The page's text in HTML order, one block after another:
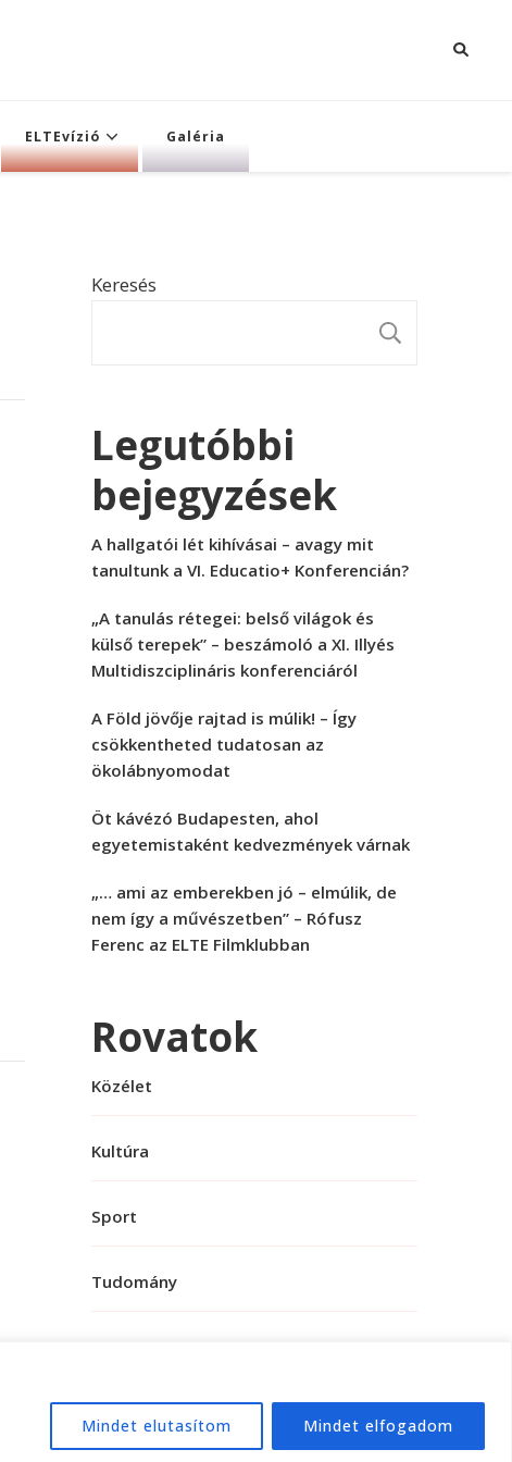
Mindet elutasítom Mindet elfogadom
ELTEvízió Galéria
Keresés
Legutóbbi
bejegyzések
A hallgatói lét kihívásai – avagy mit
tanultunk a VI. Educatio+ Konferencián?
„A tanulás rétegei: belső világok és
külső terepek” – beszámoló a XI. Illyés
Multidiszciplináris konferenciáról
A Föld jövője rajtad is múlik! – Így
csökkentheted tudatosan az
ökolábnyomodat
Öt kávézó Budapesten, ahol
egyetemistaként kedvezmények várnak
„… ami az emberekben jó – elmúlik, de
nem így a művészetben” – Rófusz
Ferenc az ELTE Filmklubban
Rovatok
Közélet
Kultúra
Sport
Tudomány
WordPress.